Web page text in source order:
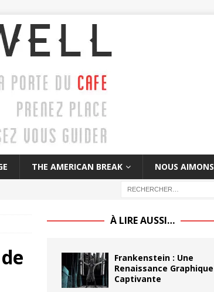
THE AMERICAN BREAK NOUS AIMONS
À LIRE AUSSI…
Frankenstein : Une
Renaissance Graphique
Captivante